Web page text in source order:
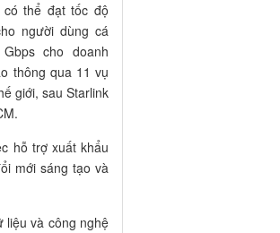
thể đạt tốc độ
người dùng cá
cho doanh
thông qua 11 vụ
giới, sau Starlink
hỗ trợ xuất khẩu
mới sáng tạo và
liệu và công nghệ